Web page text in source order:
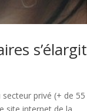
s’élargit
privé (+ de 55